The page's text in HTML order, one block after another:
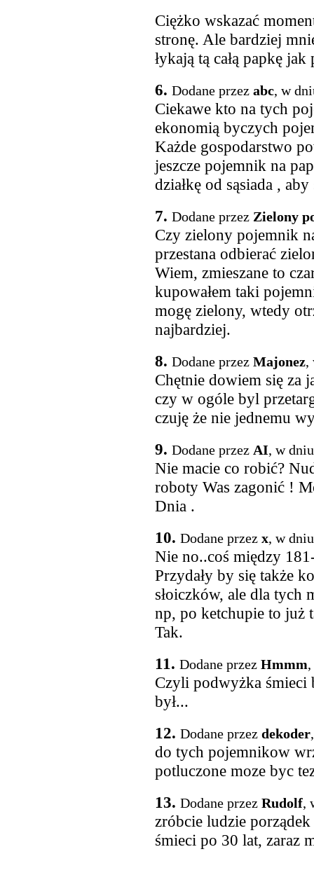
Ciężko wskazać
stronę. Ale bardziej
łykają tą całą papkę
6. Dodane przez abc, w
Ciekawe kto na tych
ekonomią byczych
Każde gospodarstwo
jeszcze pojemnik na
działkę od sąsiada ,
7. Dodane przez Zielony
Czy zielony pojemnik
przestana odbierać
Wiem, zmieszane to
kupowałem taki
mogę zielony, wtedy
najbardziej.
8. Dodane przez Majonez,
Chętnie dowiem się za
czy w ogóle byl
czuję że nie jednemu
9. Dodane przez AI, w
Nie macie co robić?
roboty Was zagonić !
Dnia .
10. Dodane przez x, w
Nie no..coś między
Przydały by się także
słoiczków, ale dla tych
np, po ketchupie to już
Tak.
11. Dodane przez Hmmm
Czyli podwyżka śmieci
był...
12. Dodane przez dekoder
do tych pojemnikow
potluczone moze byc
13. Dodane przez Rudolf,
zróbcie ludzie
śmieci po 30 lat, zaraz